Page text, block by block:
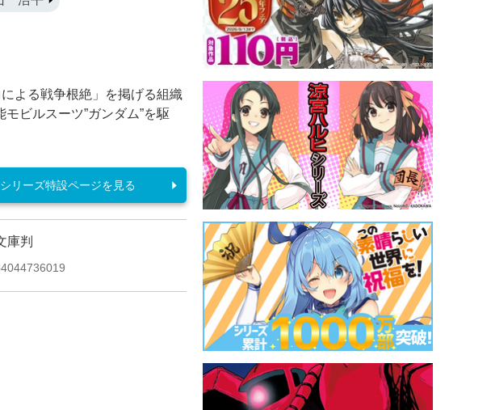
よる戦争根絶」を掲げる組織
ビルスーツ”ガンダム”を駆
庫判
シリーズ特設ページを見る